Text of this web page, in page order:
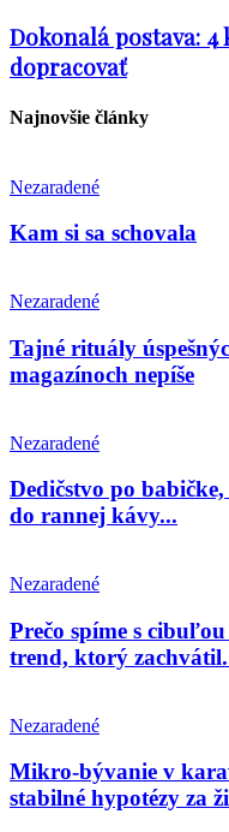
Dokonalá postava:
dopracovať
Najnovšie články
Nezaradené
Kam si sa schovala
Nezaradené
Tajné rituály
magazínoch nepíše
Nezaradené
Dedičstvo po
do rannej kávy...
Nezaradené
Prečo spíme s
trend, ktorý
Nezaradené
Mikro-bývanie v
stabilné hypotézy za